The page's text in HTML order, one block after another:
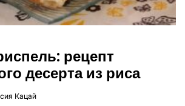
рецепт
десерта из риса
Кацай